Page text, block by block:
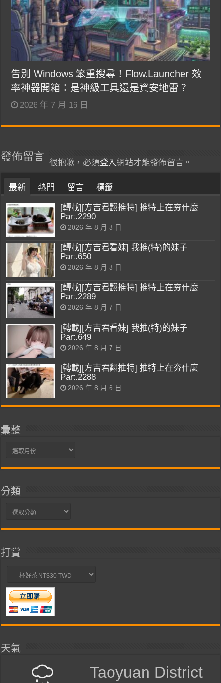
告別 Windows 笨重搜尋！Flow.Launcher 效
率神器開箱：是神級工具還是資安地雷？
2026 年 7 月 16 日
發佈留言
很抱歉，必須登入網站才能發佈留言。
最新 熱門 留言 標籤
[轉載][方吉君翻推特] 推特上在夯什麼
Part.2290
2026 年 8 月 8 日
[轉載][方吉君看妹] 我推(特)的妹子
Part.650
2026 年 8 月 8 日
[轉載][方吉君翻推特] 推特上在夯什麼
Part.2289
2026 年 8 月 7 日
[轉載][方吉君看妹] 我推(特)的妹子
Part.649
2026 年 8 月 7 日
[轉載][方吉君翻推特] 推特上在夯什麼
Part.2288
2026 年 8 月 6 日
彙整
彙
分類
分
打賞
天氣
Taoyuan District